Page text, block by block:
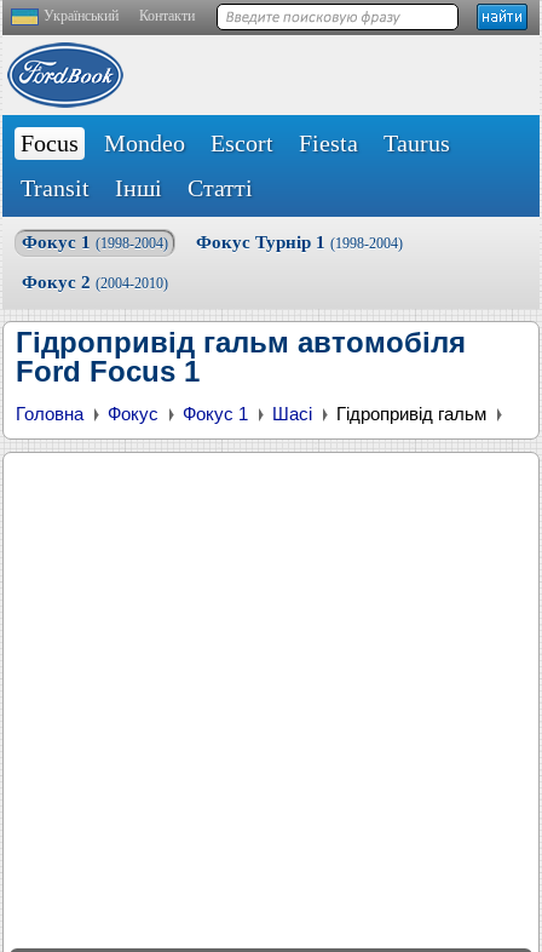
Український Контакти
Focus Mondeo Escort Fiesta
Taurus
Transit
Інші Статті
Фокус 1 (1998-2004) Фокус Турнір 1 (1998-2004)
Фокус 2 (2004-2010)
Гідропривід гальм автомобіля
Ford Focus 1
Головна Фокус Фокус 1 Шасі Гідропривід гальм